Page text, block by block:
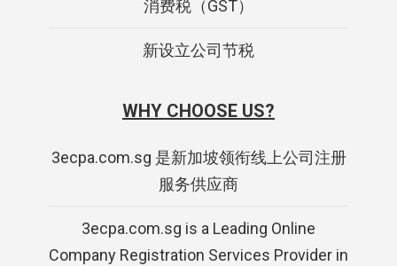
消费税（GST）
新设立公司节税
WHY CHOOSE US?
3ecpa.com.sg 是新加坡领衔线上公司注册
服务供应商
3ecpa.com.sg is a Leading Online
Company Registration Services Provider in